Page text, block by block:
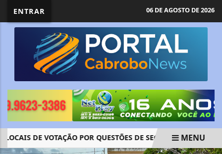
ENTRAR 06 DE AGOSTO DE 2026
DE VOTAÇÃO POR QUESTÕES DE SEGURANÇA SUS
MENU